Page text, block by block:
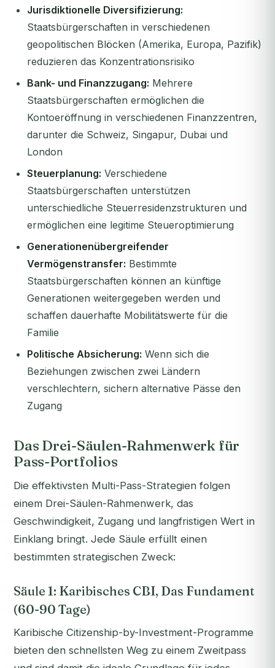
Jurisdiktionelle Diversifizierung:
Staatsbürgerschaften in verschiedenen
geopolitischen Blöcken (Amerika, Europa, Pazifik)
reduzieren das Konzentrationsrisiko
Bank- und Finanzzugang: Mehrere
Staatsbürgerschaften ermöglichen die
Kontoeröffnung in verschiedenen Finanzzentren,
darunter die Schweiz, Singapur, Dubai und
London
Steuerplanung: Verschiedene
Staatsbürgerschaften unterstützen
unterschiedliche Steuerresidenzstrukturen und
ermöglichen eine legitime Steueroptimierung
Generationenübergreifender
Vermögenstransfer: Bestimmte
Staatsbürgerschaften können an künftige
Generationen weitergegeben werden und
schaffen dauerhafte Mobilitätswerte für die
Familie
Politische Absicherung: Wenn sich die
Beziehungen zwischen zwei Ländern
verschlechtern, sichern alternative Pässe den
Zugang
Das Drei-Säulen-Rahmenwerk für
Pass-Portfolios
Die effektivsten Multi-Pass-Strategien folgen
einem Drei-Säulen-Rahmenwerk, das
Geschwindigkeit, Zugang und langfristigen Wert in
Einklang bringt. Jede Säule erfüllt einen
bestimmten strategischen Zweck:
Säule 1: Karibisches CBI, Das Fundament
(60-90 Tage)
Karibische Citizenship-by-Investment-Programme
bieten den schnellsten Weg zu einem Zweitpass